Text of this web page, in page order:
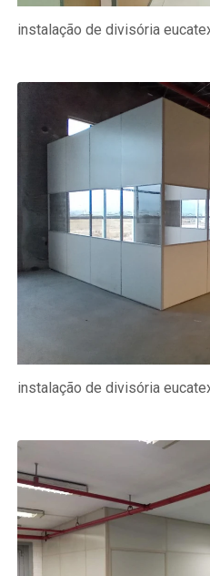
instalação de divisória
instalação de divisória